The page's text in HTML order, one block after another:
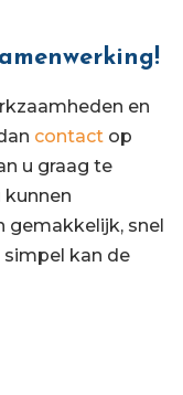
en
contact op
u graag te
gemakkelijk, snel
simpel kan de